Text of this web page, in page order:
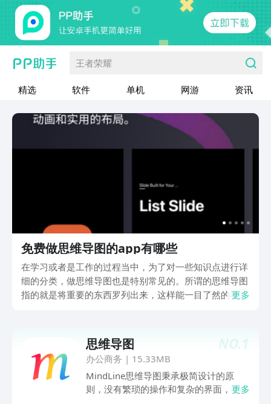
王者荣耀
精选 软件 单机 网游 资讯
免费做思维导图的app有哪些
在学习或者是工作的过程当中，为了对一些知识点进行详
细的分类，做思维导图也是特别常见的。所谓的思维导图
指的就是将重要的东西罗列出来，这样能一目了然的看到
时候肯定是非常方便简单的。
更多
NO.1
思维导图
办公商务 | 15.33MB
MindLine思维导图秉承极简设计的原
则，没有繁琐的操作和复杂的界面，在这
更多